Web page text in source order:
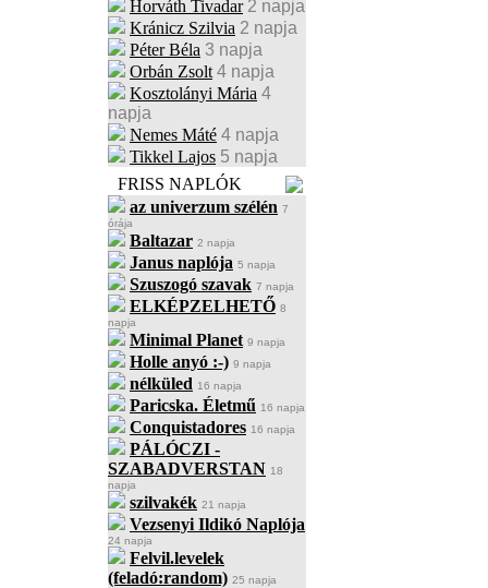
Horváth Tivadar 2 napja
Kránicz Szilvia 2 napja
Péter Béla 3 napja
Orbán Zsolt 4 napja
Kosztolányi Mária 4
napja
Nemes Máté 4 napja
Tikkel Lajos 5 napja
FRISS NAPLÓK
az univerzum szélén 7
órája
Baltazar 2 napja
Janus naplója 5 napja
Szuszogó szavak 7 napja
ELKÉPZELHETŐ 8
napja
Minimal Planet 9 napja
Holle anyó :-) 9 napja
nélküled 16 napja
Paricska. Életmű 16 napja
Conquistadores 16 napja
PÁLÓCZI -
SZABADVERSTAN 18
napja
szilvakék 21 napja
Vezsenyi Ildikó Naplója
24 napja
Felvil.levelek
(feladó:random) 25 napja